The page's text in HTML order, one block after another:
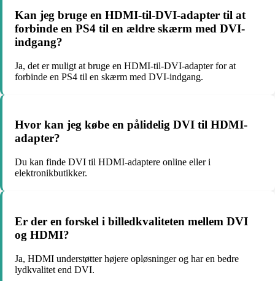
Kan jeg bruge en HDMI-til-DVI-adapter til at
forbinde en PS4 til en ældre skærm med DVI-
indgang?
Ja, det er muligt at bruge en HDMI-til-DVI-adapter for at
forbinde en PS4 til en skærm med DVI-indgang.
Hvor kan jeg købe en pålidelig DVI til HDMI-
adapter?
Du kan finde DVI til HDMI-adaptere online eller i
elektronikbutikker.
Er der en forskel i billedkvaliteten mellem DVI
og HDMI?
Ja, HDMI understøtter højere opløsninger og har en bedre
lydkvalitet end DVI.